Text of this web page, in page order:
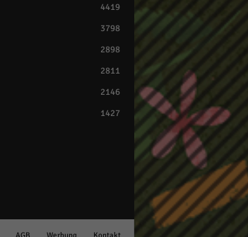
4419
3798
2898
2811
2146
1427